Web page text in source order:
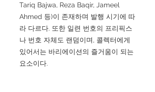
Tariq Bajwa, Reza Baqir, Jameel
Ahmed 등)이 존재하며 발행 시기에 따
라 다르다. 또한 일련 번호의 프리픽스
나 번호 자체도 랜덤이며, 콜렉터에게
있어서는 바리에이션의 즐거움이 되는
요소이다.